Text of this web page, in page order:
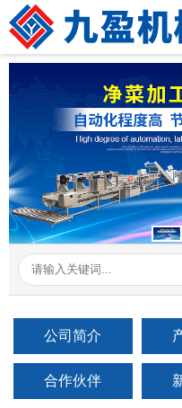
公司简介
产品展示
新闻资讯
成功案例
在线留言
联系我们
公司简介
合作伙伴